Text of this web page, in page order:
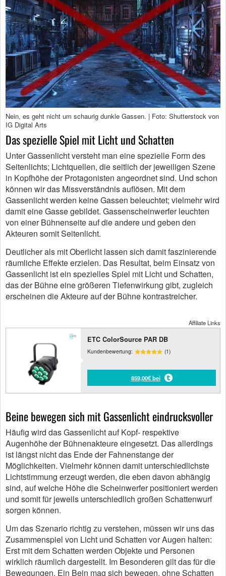
Nein, es geht nicht um schaurig dunkle Gassen. | Foto: Shutterstock von
IG Digital Arts
Das spezielle Spiel mit Licht und Schatten
Unter Gassenlicht versteht man eine spezielle Form des
Seitenlichts; Lichtquellen, die seitlich der jeweiligen Szene
in Kopfhöhe der Protagonisten angeordnet sind. Und schon
können wir das Missverständnis auflösen. Mit dem
Gassenlicht werden keine Gassen beleuchtet; vielmehr wird
damit eine Gasse gebildet. Gassenscheinwerfer leuchten
von einer Bühnenseite auf die andere und geben den
Akteuren somit Seitenlicht.
Deutlicher als mit Oberlicht lassen sich damit faszinierende
räumliche Effekte erzielen. Das Resultat, beim Einsatz von
Gassenlicht ist ein spezielles Spiel mit Licht und Schatten,
das der Bühne eine größeren Tiefenwirkung gibt, zugleich
erscheinen die Akteure auf der Bühne kontrastreicher.
Affiliate Links
ETC ColorSource PAR DB
Kundenbewertung: (1)
859,00€ bei
Beine bewegen sich mit Gassenlicht eindrucksvoller
Häufig wird das Gassenlicht auf Kopf- respektive
Augenhöhe der Bühnenakteure eingesetzt. Das allerdings
ist längst nicht das Ende der Fahnenstange der
Möglichkeiten. Vielmehr können damit unterschiedlichste
Lichtstimmung erzeugt werden, die eben davon abhängig
sind, auf welche Höhe die Scheinwerfer positioniert werden
und somit für jeweils unterschiedlich großen Schattenwurf
sorgen können.
Um das Szenario richtig zu verstehen, müssen wir uns das
Zusammenspiel von Licht und Schatten vor Augen halten:
Erst mit dem Schatten werden Objekte und Personen
wirklich räumlich dargestellt. Im Besonderen gilt das für die
Bewegungen. Ein Bein mag sich bewegen, ohne Schatten